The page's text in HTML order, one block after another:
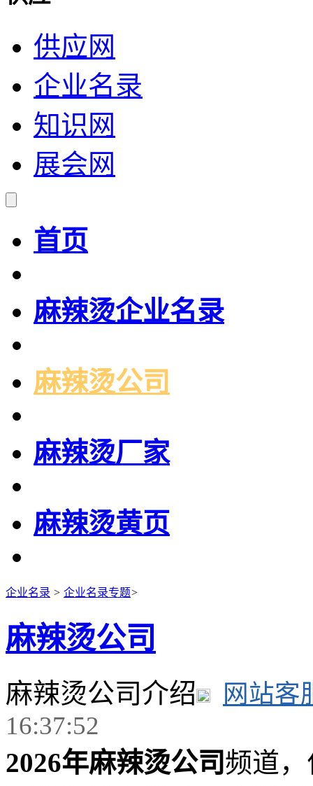
供应网
企业名录
知识网
展会网
首页
麻辣烫企业名录
麻辣烫公司
麻辣烫厂家
麻辣烫黄页
企业名录 > 企业名录专题>
麻辣烫公司
麻辣烫公司介绍
网站客
16:37:52
2026年麻辣烫公司频道